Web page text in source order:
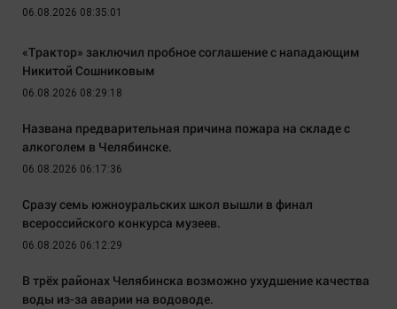
06.08.2026 08:35:01
«Трактор» заключил пробное соглашение с нападающим
Никитой Сошниковым
06.08.2026 08:29:18
Названа предварительная причина пожара на складе с
алкоголем в Челябинске.
06.08.2026 06:17:36
Сразу семь южноуральских школ вышли в финал
всероссийского конкурса музеев.
06.08.2026 06:12:29
В трёх районах Челябинска возможно ухудшение качества
воды из-за аварии на водоводе.